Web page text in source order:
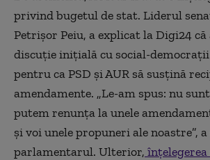
privind bugetul de stat. Liderul
Petrișor Peiu, a explicat la Digi24 că
discuție inițială cu social-
pentru ca PSD și AUR să susțină
amendamente. „Le-am spus: nu
putem renunța la unele
și voi unele propuneri ale noastre”,
parlamentarul. Ulterior, înțelegerea